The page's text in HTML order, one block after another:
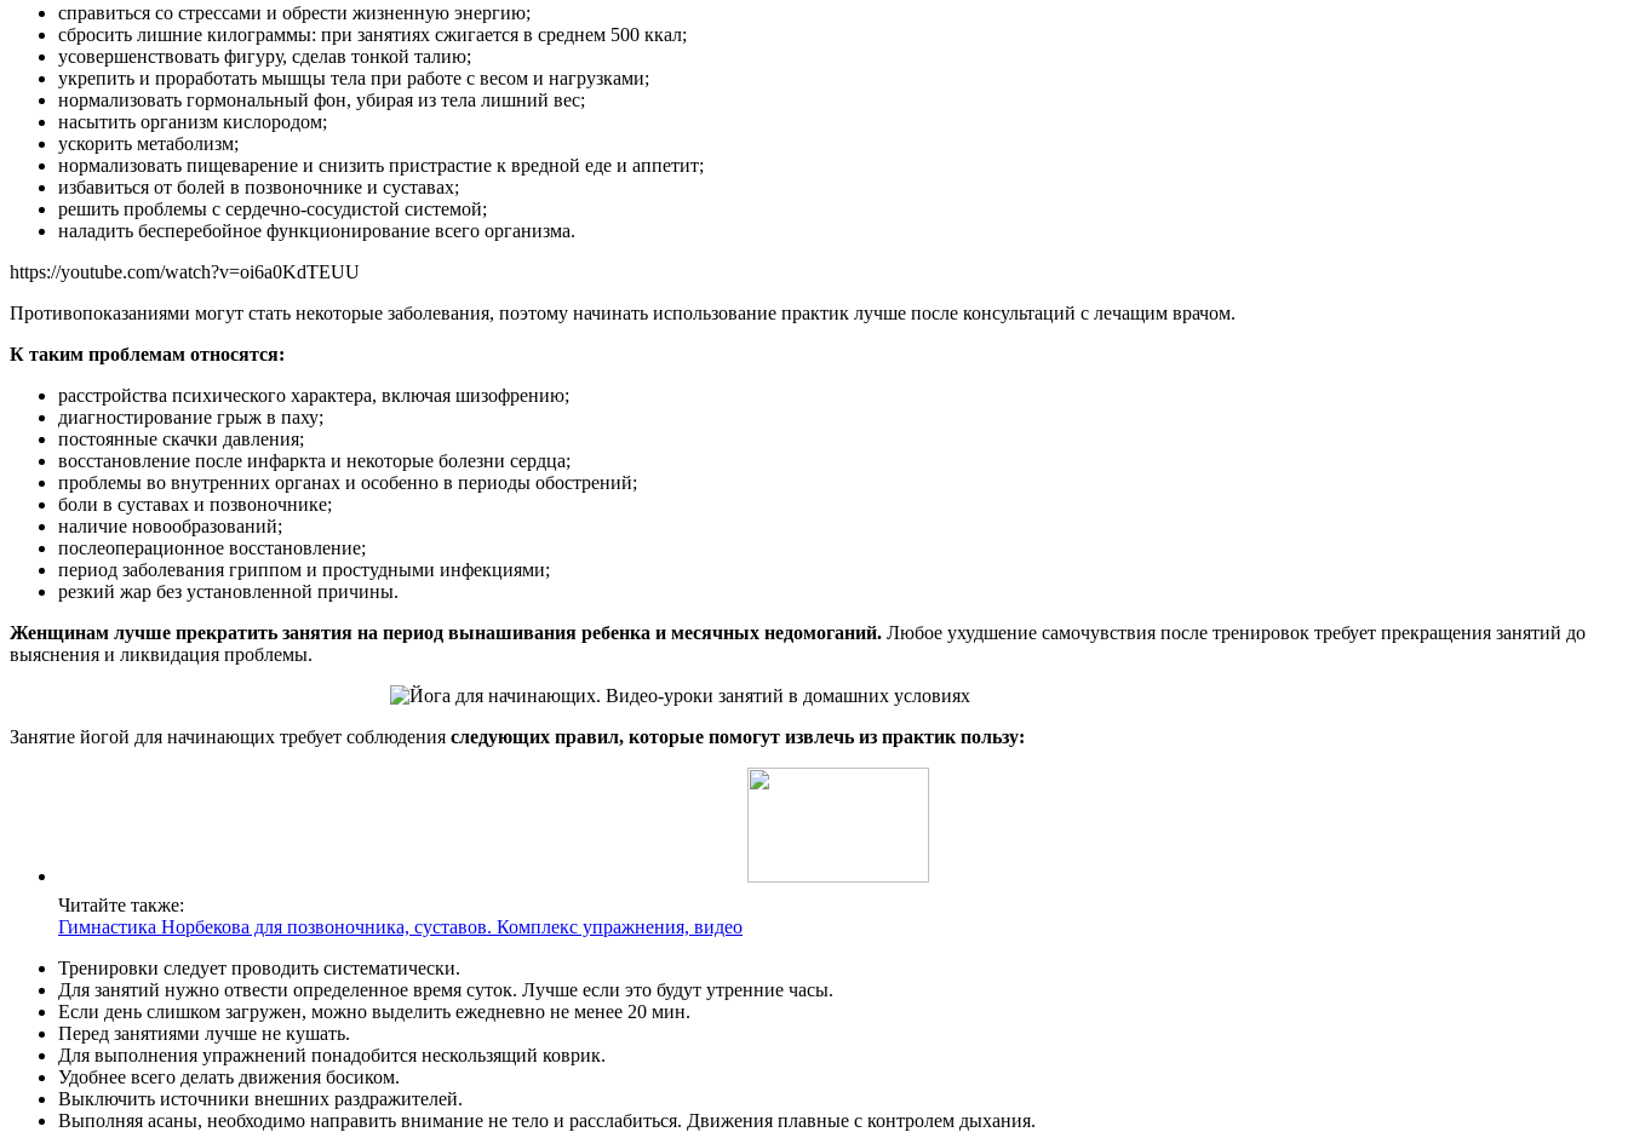
справиться со стрессами и обрести жизненную энергию;
сбросить лишние килограммы: при занятиях сжигается в среднем 500 ккал;
усовершенствовать фигуру, сделав тонкой талию;
укрепить и проработать мышцы тела при работе с весом и нагрузками;
нормализовать гормональный фон, убирая из тела лишний вес;
насытить организм кислородом;
ускорить метаболизм;
нормализовать пищеварение и снизить пристрастие к вредной еде и аппетит;
избавиться от болей в позвоночнике и суставах;
решить проблемы с сердечно-сосудистой системой;
наладить бесперебойное функционирование всего организма.
https://youtube.com/watch?v=oi6a0KdTEUU
Противопоказаниями могут стать некоторые заболевания, поэтому начинать использование практик лучше после консультаций с лечащим врачом.
К таким проблемам относятся:
расстройства психического характера, включая шизофрению;
диагностирование грыж в паху;
постоянные скачки давления;
восстановление после инфаркта и некоторые болезни сердца;
проблемы во внутренних органах и особенно в периоды обострений;
боли в суставах и позвоночнике;
наличие новообразований;
послеоперационное восстановление;
период заболевания гриппом и простудными инфекциями;
резкий жар без установленной причины.
Женщинам лучше прекратить занятия на период вынашивания ребенка и месячных недомоганий. Любое ухудшение самочувствия после тренировок требует прекращения занятий до
выяснения и ликвидация проблемы.
Занятие йогой для начинающих требует соблюдения следующих правил, которые помогут извлечь из практик пользу:
Читайте также:
Гимнастика Норбекова для позвоночника, суставов. Комплекс упражнения, видео
Тренировки следует проводить систематически.
Для занятий нужно отвести определенное время суток. Лучше если это будут утренние часы.
Если день слишком загружен, можно выделить ежедневно не менее 20 мин.
Перед занятиями лучше не кушать.
Для выполнения упражнений понадобится нескользящий коврик.
Удобнее всего делать движения босиком.
Выключить источники внешних раздражителей.
Выполняя асаны, необходимо направить внимание не тело и расслабиться. Движения плавные с контролем дыхания.